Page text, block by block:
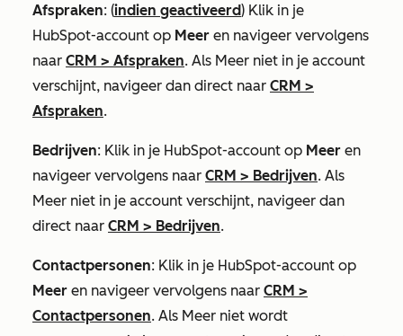
Afspraken: (indien geactiveerd) Klik in je
HubSpot-account op Meer en navigeer vervolgens
naar CRM > Afspraken. Als Meer niet in je account
verschijnt, navigeer dan direct naar CRM >
Afspraken.
Bedrijven: Klik in je HubSpot-account op Meer en
navigeer vervolgens naar CRM > Bedrijven. Als
Meer niet in je account verschijnt, navigeer dan
direct naar CRM > Bedrijven.
Contactpersonen: Klik in je HubSpot-account op
Meer en navigeer vervolgens naar CRM >
Contactpersonen. Als Meer niet wordt